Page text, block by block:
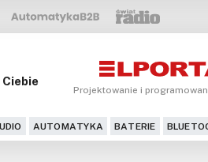
Ciebie
Projektowanie i
AUTOMATYKA BATERIE